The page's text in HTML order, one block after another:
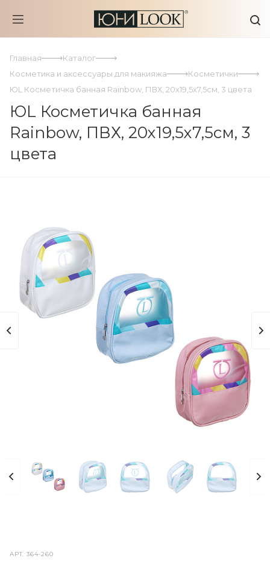
Главная
Каталог
Косметика и аксессуары для макияжа
Косметички
ЮL Косметичка банная Rainbow, ПВХ, 20х19,5х7,5см, 3 цвета
ЮL Косметичка банная
Rainbow, ПВХ, 20х19,5х7,5см, 3
цвета
АРТ.364-260